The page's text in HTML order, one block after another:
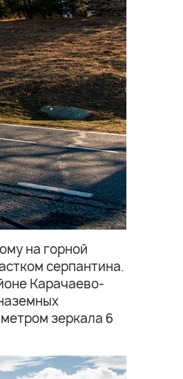
на горной
серпантина.
Карачаево-
зеркала 6